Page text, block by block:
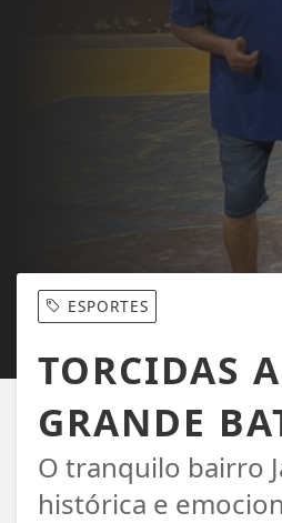
ESPORTES
TORCIDAS
GRANDE
O tranquilo bairro
histórica e